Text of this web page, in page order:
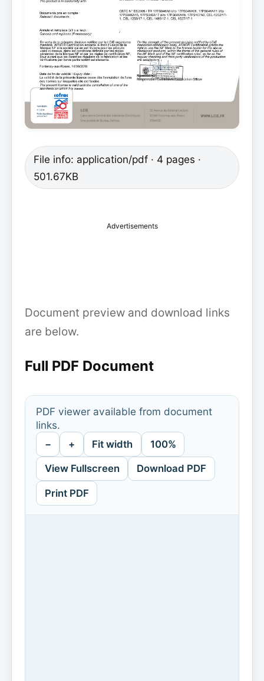
File info: application/pdf · 4 pages ·
501.67KB
Advertisements
Document preview and download links
are below.
Full PDF Document
PDF viewer available from document
links.
− + Fit width 100%
View Fullscreen Download PDF
Print PDF